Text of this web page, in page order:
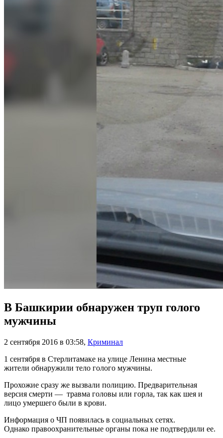
В Башкирии обнаружен труп голого
мужчины
2 сентября 2016 в 03:58, Криминал
1 сентября в Стерлитамаке на улице Ленина местные
жители обнаружили тело голого мужчины.
Прохожие сразу же вызвали полицию. Предварительная
версия смерти — травма головы или горла, так как шея и
лицо умершего были в крови.
Информация о ЧП появилась в социальных сетях.
Однако правоохранительные органы пока не подтвердили ее.